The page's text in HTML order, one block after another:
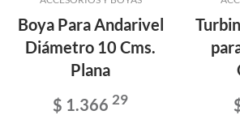
Boya Para Andarivel
Diámetro 10 Cms.
Plana
$ 1.36629